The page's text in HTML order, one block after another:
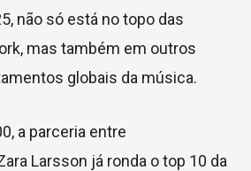
não só está no topo das
mas também em outros
globais da música.
a parceria entre
Larsson já ronda o top 10 da